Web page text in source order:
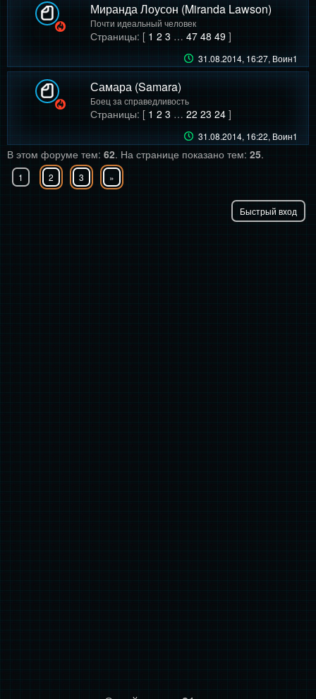
Миранда Лоусон (Miranda Lawson)
Почти идеальный человек
Страницы: [ 1 2 3 … 47 48 49]
31.08.2014, 16:27, Воин1
Самара (Samara)
Боец за справедливость
Страницы: [ 1 2 3 … 22 23 24]
31.08.2014, 16:22, Воин1
В этом форуме тем: 62. На странице показано тем: 25.
1 2 3 »